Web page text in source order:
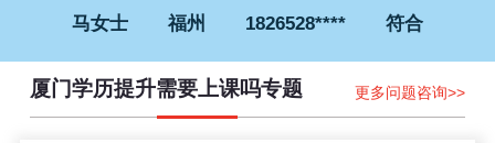
马女士
福州
符合
赵先生
厦门 1838567****
符合
南平
厦门学历提升需要上课吗专题 更多问题咨询>>